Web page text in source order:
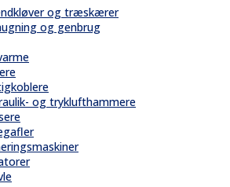
og træskærer
og genbrug
og tryklufthammere